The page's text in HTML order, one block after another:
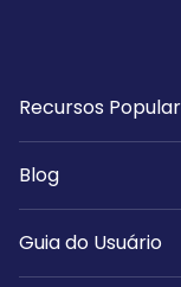
Recursos
Blog
Guia do Usuário